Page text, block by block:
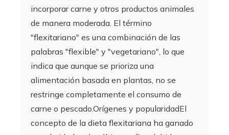
incorporar carne y otros productos animales
de manera moderada. El término
"flexitariano" es una combinación de las
palabras "flexible" y "vegetariano", lo que
indica que aunque se prioriza una
alimentación basada en plantas, no se
restringe completamente el consumo de
carne o pescado.Orígenes y popularidadEl
concepto de la dieta flexitariana ha ganado